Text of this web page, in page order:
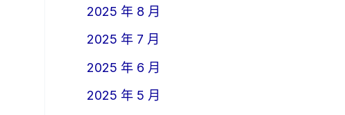
2025 年 8 月
2025 年 7 月
2025 年 6 月
2025 年 5 月